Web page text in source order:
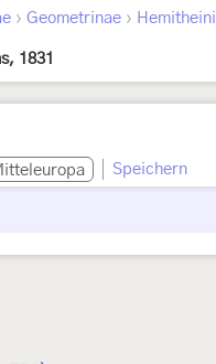
› Geometrinae › Hemitheini
1831
Speichern